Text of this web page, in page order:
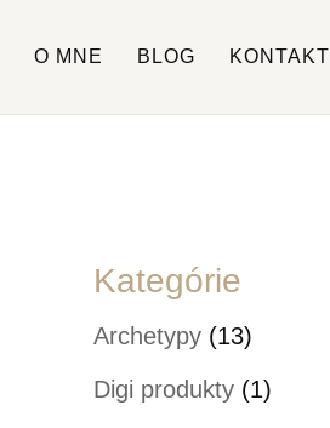
O MNE BLOG KONTAKT
Kategórie
Archetypy (13)
Digi produkty (1)